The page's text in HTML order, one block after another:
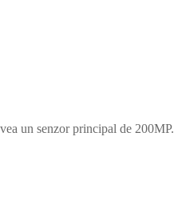
un senzor principal de 200MP.